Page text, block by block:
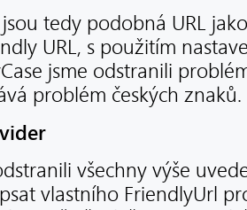
tedy podobná URL
URL, s použitím
jsme odstranili
problém českých znaků.
všechny výše
vlastního FriendlyUrl